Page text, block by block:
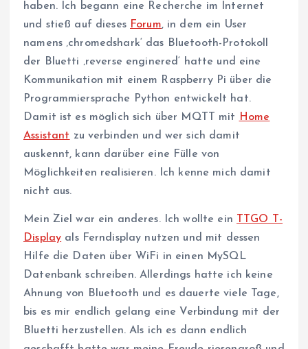
haben. Ich begann eine Recherche im Internet
und stieß auf dieses Forum, in dem ein User
namens ‚chromedshark‘ das Bluetooth-Protokoll
der Bluetti ‚reverse enginered‘ hatte und eine
Kommunikation mit einem Raspberry Pi über die
Programmiersprache Python entwickelt hat.
Damit ist es möglich sich über MQTT mit
Home
Assistant zu verbinden und wer sich damit
auskennt, kann darüber eine Fülle von
Möglichkeiten realisieren. Ich kenne mich damit
nicht aus.
Mein Ziel war ein anderes. Ich wollte ein
TTGO T-
Display als Ferndisplay nutzen und mit dessen
Hilfe die Daten über WiFi in einen MySQL
Datenbank schreiben. Allerdings hatte ich keine
Ahnung von Bluetooth und es dauerte viele Tage,
bis es mir endlich gelang eine Verbindung mit der
Bluetti herzustellen. Als ich es dann endlich